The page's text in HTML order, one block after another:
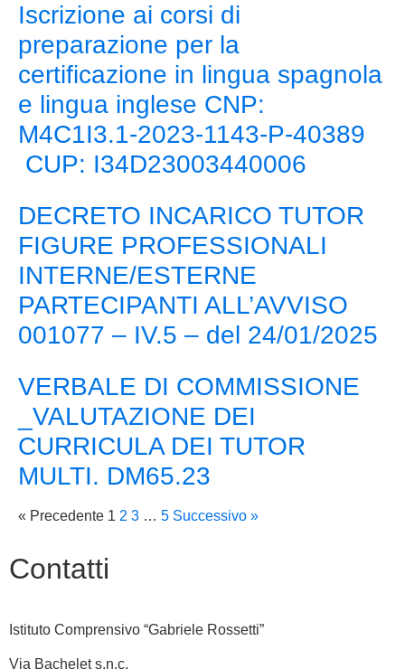
Iscrizione ai corsi di
preparazione per la
certificazione in lingua spagnola
e lingua inglese CNP:
M4C1I3.1-2023-1143-P-40389
CUP: I34D23003440006
DECRETO INCARICO TUTOR
FIGURE PROFESSIONALI
INTERNE/ESTERNE
PARTECIPANTI ALL’AVVISO
001077 – IV.5 – del 24/01/2025
VERBALE DI COMMISSIONE
_VALUTAZIONE DEI
CURRICULA DEI TUTOR
MULTI. DM65.23
« Precedente 1 2 3 … 5 Successivo »
Contatti
Istituto Comprensivo “Gabriele Rossetti”
Via Bachelet s.n.c.